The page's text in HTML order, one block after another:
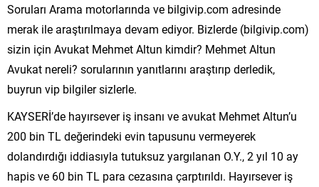
Soruları Arama motorlarında ve bilgivip.com adresinde
merak ile araştırılmaya devam ediyor. Bizlerde (bilgivip.com)
sizin için Avukat Mehmet Altun kimdir? Mehmet Altun
Avukat nereli? sorularının yanıtlarını araştırıp derledik,
buyrun vip bilgiler sizlerle.
KAYSERİ’de hayırsever iş insanı ve avukat Mehmet Altun’u
200 bin TL değerindeki evin tapusunu vermeyerek
dolandırdığı iddiasıyla tutuksuz yargılanan O.Y., 2 yıl 10 ay
hapis ve 60 bin TL para cezasına çarptırıldı. Hayırsever iş